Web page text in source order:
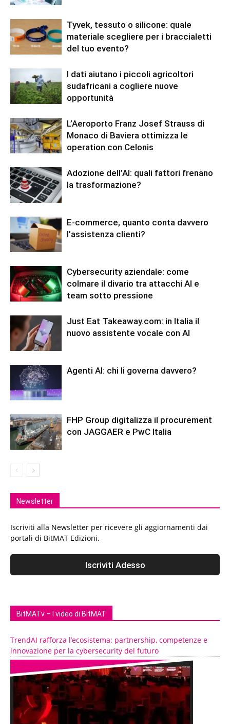
Tyvek, tessuto o silicone: quale
materiale scegliere per i braccialetti
del tuo evento?
I dati aiutano i piccoli agricoltori
sudafricani a cogliere nuove
opportunità
L’Aeroporto Franz Josef Strauss di
Monaco di Baviera ottimizza le
operation con Celonis
Adozione dell’AI: quali fattori frenano
la trasformazione?
E-commerce, quanto conta davvero
l’assistenza clienti?
Cybersecurity aziendale: come
colmare il divario tra attacchi AI e
team sotto pressione
Just Eat Takeaway.com: in Italia il
nuovo assistente vocale con AI
Agenti AI: chi li governa davvero?
FHP Group digitalizza il procurement
con JAGGAER e PwC Italia
Newsletter
Iscriviti alla Newsletter per ricevere gli aggiornamenti dai
portali di BitMAT Edizioni.
BitMATv – I video di BitMAT
TrendAI rafforza l’ecosistema: partnership, competenze e
innovazione per la cybersecurity del futuro